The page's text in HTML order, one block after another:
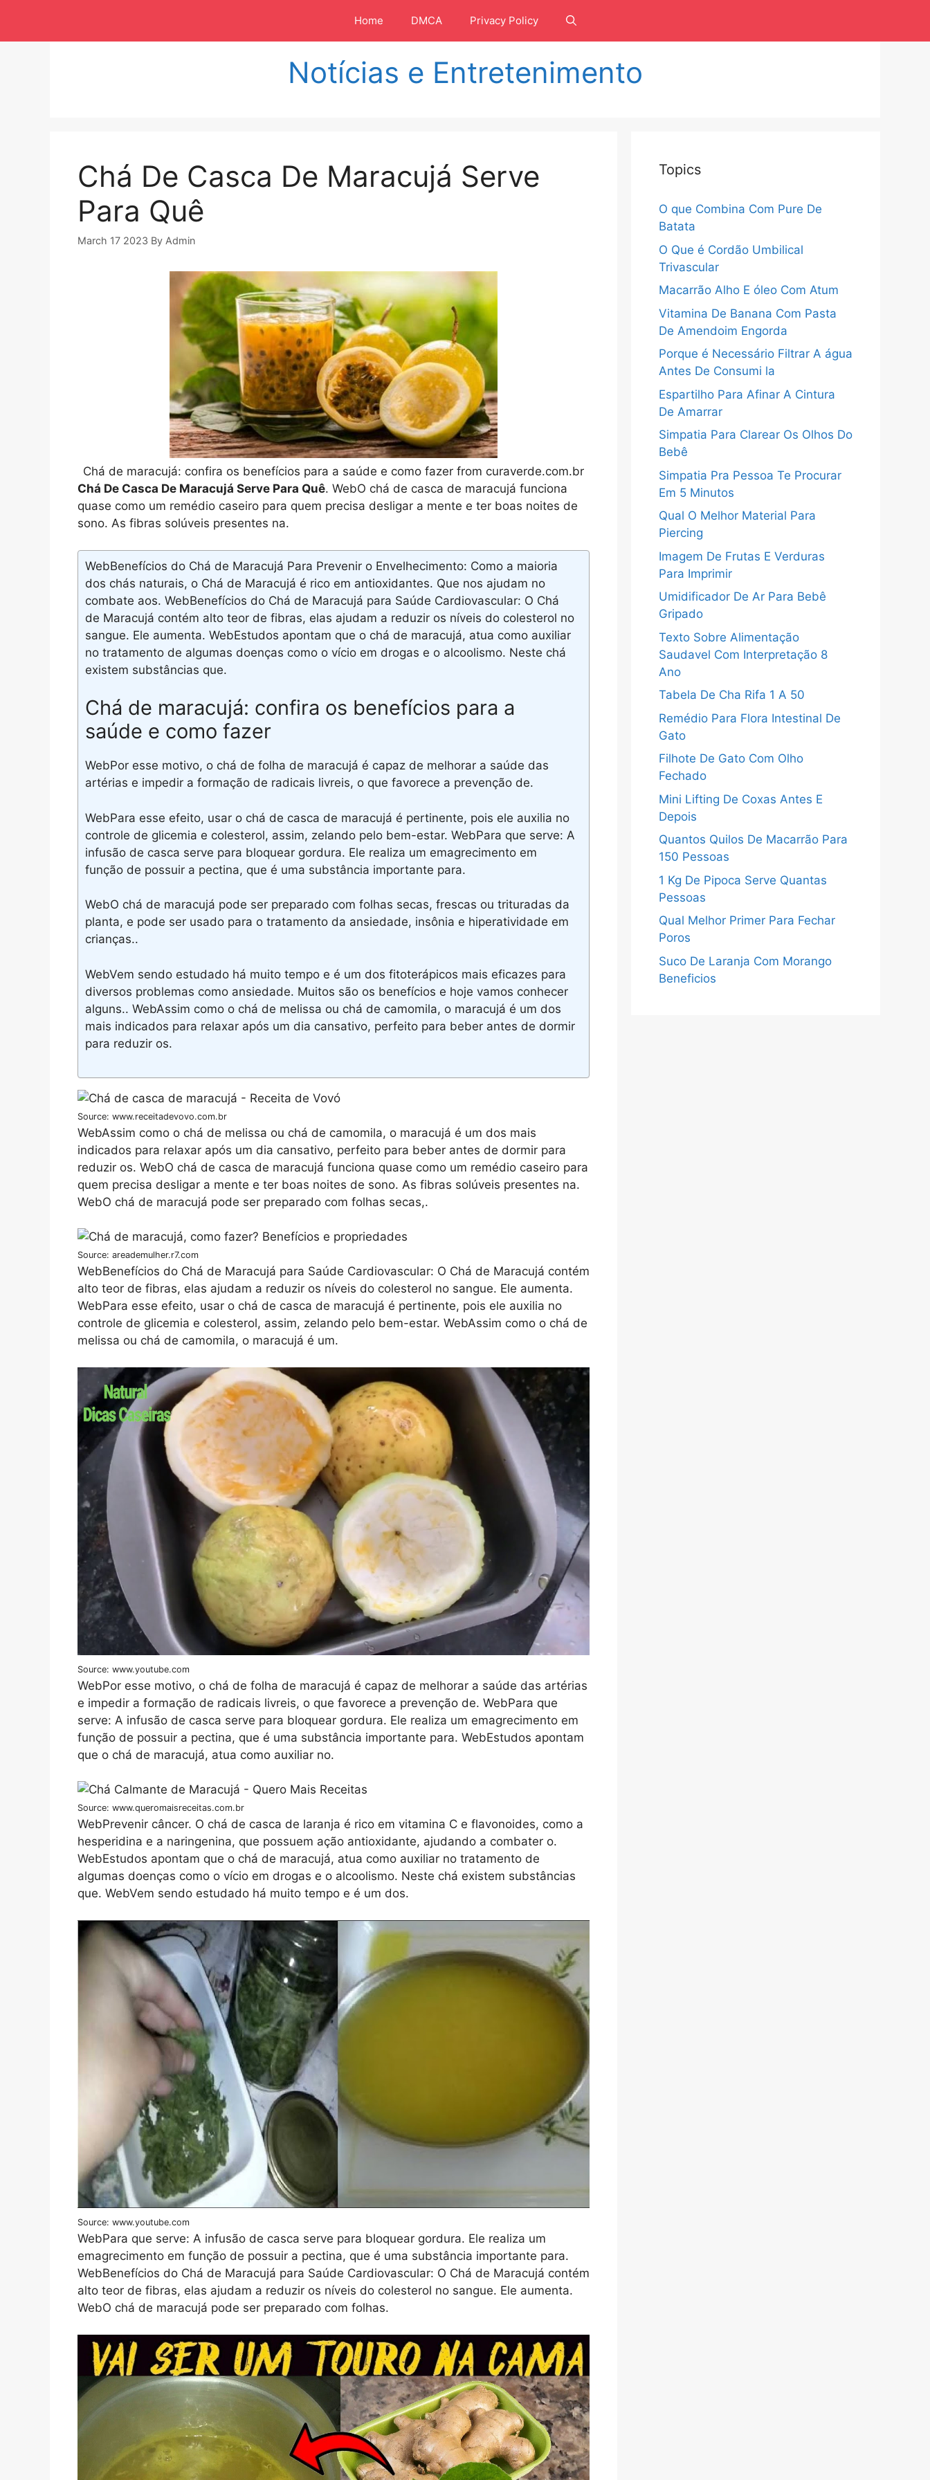
isi
Home DMCA Privacy Policy
Notícias e Entretenimento
Chá De Casca De Maracujá Serve
Para Quê
March 17 2023 By Admin
Chá de maracujá: confira os benefícios para a saúde e como fazer from curaverde.com.br
Chá De Casca De Maracujá Serve Para Quê. WebO chá de casca de maracujá funciona
quase como um remédio caseiro para quem precisa desligar a mente e ter boas noites de
sono. As fibras solúveis presentes na.
WebBenefícios do Chá de Maracujá Para Prevenir o Envelhecimento: Como a maioria
dos chás naturais, o Chá de Maracujá é rico em antioxidantes. Que nos ajudam no
combate aos. WebBenefícios do Chá de Maracujá para Saúde Cardiovascular: O Chá
de Maracujá contém alto teor de fibras, elas ajudam a reduzir os níveis do colesterol no
sangue. Ele aumenta. WebEstudos apontam que o chá de maracujá, atua como auxiliar
no tratamento de algumas doenças como o vício em drogas e o alcoolismo. Neste chá
existem substâncias que.
Chá de maracujá: confira os benefícios para a
saúde e como fazer
WebPor esse motivo, o chá de folha de maracujá é capaz de melhorar a saúde das
artérias e impedir a formação de radicais livreis, o que favorece a prevenção de.
WebPara esse efeito, usar o chá de casca de maracujá é pertinente, pois ele auxilia no
controle de glicemia e colesterol, assim, zelando pelo bem-estar. WebPara que serve: A
infusão de casca serve para bloquear gordura. Ele realiza um emagrecimento em
função de possuir a pectina, que é uma substância importante para.
WebO chá de maracujá pode ser preparado com folhas secas, frescas ou trituradas da
planta, e pode ser usado para o tratamento da ansiedade, insônia e hiperatividade em
crianças..
WebVem sendo estudado há muito tempo e é um dos fitoterápicos mais eficazes para
diversos problemas como ansiedade. Muitos são os benefícios e hoje vamos conhecer
alguns.. WebAssim como o chá de melissa ou chá de camomila, o maracujá é um dos
mais indicados para relaxar após um dia cansativo, perfeito para beber antes de dormir
para reduzir os.
Source: www.receitadevovo.com.br
WebAssim como o chá de melissa ou chá de camomila, o maracujá é um dos mais
indicados para relaxar após um dia cansativo, perfeito para beber antes de dormir para
reduzir os. WebO chá de casca de maracujá funciona quase como um remédio caseiro para
quem precisa desligar a mente e ter boas noites de sono. As fibras solúveis presentes na.
WebO chá de maracujá pode ser preparado com folhas secas,.
Source: areademulher.r7.com
WebBenefícios do Chá de Maracujá para Saúde Cardiovascular: O Chá de Maracujá contém
alto teor de fibras, elas ajudam a reduzir os níveis do colesterol no sangue. Ele aumenta.
WebPara esse efeito, usar o chá de casca de maracujá é pertinente, pois ele auxilia no
controle de glicemia e colesterol, assim, zelando pelo bem-estar. WebAssim como o chá de
melissa ou chá de camomila, o maracujá é um.
Source: www.youtube.com
WebPor esse motivo, o chá de folha de maracujá é capaz de melhorar a saúde das artérias
e impedir a formação de radicais livreis, o que favorece a prevenção de. WebPara que
serve: A infusão de casca serve para bloquear gordura. Ele realiza um emagrecimento em
função de possuir a pectina, que é uma substância importante para. WebEstudos apontam
que o chá de maracujá, atua como auxiliar no.
Source: www.queromaisreceitas.com.br
WebPrevenir câncer. O chá de casca de laranja é rico em vitamina C e flavonoides, como a
hesperidina e a naringenina, que possuem ação antioxidante, ajudando a combater o.
WebEstudos apontam que o chá de maracujá, atua como auxiliar no tratamento de
algumas doenças como o vício em drogas e o alcoolismo. Neste chá existem substâncias
que. WebVem sendo estudado há muito tempo e é um dos.
Source: www.youtube.com
WebPara que serve: A infusão de casca serve para bloquear gordura. Ele realiza um
emagrecimento em função de possuir a pectina, que é uma substância importante para.
WebBenefícios do Chá de Maracujá para Saúde Cardiovascular: O Chá de Maracujá contém
alto teor de fibras, elas ajudam a reduzir os níveis do colesterol no sangue. Ele aumenta.
WebO chá de maracujá pode ser preparado com folhas.
Topics
O que Combina Com Pure De
Batata
O Que é Cordão Umbilical
Trivascular
Macarrão Alho E óleo Com Atum
Vitamina De Banana Com Pasta
De Amendoim Engorda
Porque é Necessário Filtrar A água
Antes De Consumi la
Espartilho Para Afinar A Cintura
De Amarrar
Simpatia Para Clarear Os Olhos Do
Bebê
Simpatia Pra Pessoa Te Procurar
Em 5 Minutos
Qual O Melhor Material Para
Piercing
Imagem De Frutas E Verduras
Para Imprimir
Umidificador De Ar Para Bebê
Gripado
Texto Sobre Alimentação
Saudavel Com Interpretação 8
Ano
Tabela De Cha Rifa 1 A 50
Remédio Para Flora Intestinal De
Gato
Filhote De Gato Com Olho
Fechado
Mini Lifting De Coxas Antes E
Depois
Quantos Quilos De Macarrão Para
150 Pessoas
1 Kg De Pipoca Serve Quantas
Pessoas
Qual Melhor Primer Para Fechar
Poros
Suco De Laranja Com Morango
Beneficios